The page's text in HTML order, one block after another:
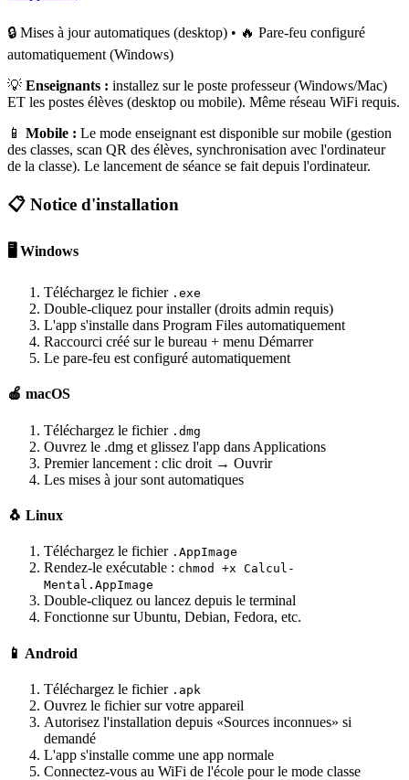
🔒 Mises à jour automatiques (desktop) • 🔥 Pare-feu configuré
automatiquement (Windows)
💡 Enseignants : installez sur le poste professeur (Windows/Mac)
ET les postes élèves (desktop ou mobile). Même réseau WiFi requis.
📱 Mobile : Le mode enseignant est disponible sur mobile (gestion
des classes, scan QR des élèves, synchronisation avec l'ordinateur
de la classe). Le lancement de séance se fait depuis l'ordinateur.
📋 Notice d'installation
🖥️ Windows
Téléchargez le fichier .exe
Double-cliquez pour installer (droits admin requis)
L'app s'installe dans Program Files automatiquement
Raccourci créé sur le bureau + menu Démarrer
Le pare-feu est configuré automatiquement
🍎 macOS
Téléchargez le fichier .dmg
Ouvrez le .dmg et glissez l'app dans Applications
Premier lancement : clic droit → Ouvrir
Les mises à jour sont automatiques
🐧 Linux
Téléchargez le fichier .AppImage
Rendez-le exécutable : chmod +x Calcul-
Mental.AppImage
Double-cliquez ou lancez depuis le terminal
Fonctionne sur Ubuntu, Debian, Fedora, etc.
📱 Android
Téléchargez le fichier .apk
Ouvrez le fichier sur votre appareil
Autorisez l'installation depuis «Sources inconnues» si
demandé
L'app s'installe comme une app normale
Connectez-vous au WiFi de l'école pour le mode classe